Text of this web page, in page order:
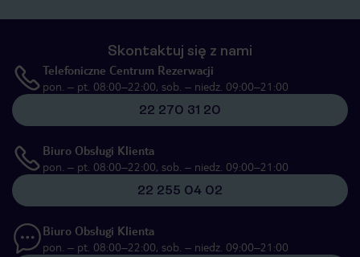
Skontaktuj się z nami
Telefoniczne Centrum Rezerwacji
pon. – pt. 08:00–22:00, sob. – niedz. 09:00–21:00
22 270 31 20
Biuro Obsługi Klienta
pon. – pt. 08:00–22:00, sob. – niedz. 09:00–21:00
22 255 04 02
Biuro Obsługi Klienta
pon. – pt. 08:00–22:00, sob. – niedz. 09:00–21:00